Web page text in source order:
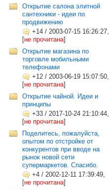
Открытие салона элитной
сантехники - идеи по
продвижению
+14 / 2003-07-15 16:26:27,
[не прочитана]
Открытие магазина по
торговле мобильными
телефонами
+12 / 2003-06-19 15:07:50,
[не прочитана]
Открытие чайной. Идеи и
принципы
+33 / 2017-10-24 21:10:44,
[не прочитана]
Поделитесь, пожалуйста,
опытом по отстройке от
конкурентов при вводе на
рынок новой сети
супермаркетов. Спасибо.
+4 / 2002-12-11 17:39:49,
[не прочитана]